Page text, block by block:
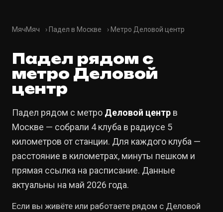
МячМяч › Падел в Москве › Метро Деловой центр
Падел рядом с
метро Деловой
центр
Падел рядом с метро Деловой центр в
Москве — собрали 4 клуба в радиусе 5
километров от станции. Для каждого клуба —
расстояние в километрах, минуты пешком и
прямая ссылка на расписание. Данные
актуальны на май 2026 года.
Если вы живёте или работаете рядом с Деловой